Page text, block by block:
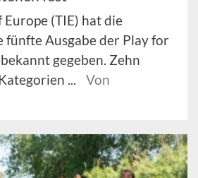
(TIE) hat die
fünfte Ausgabe der Play for
gegeben. Zehn
...
Von